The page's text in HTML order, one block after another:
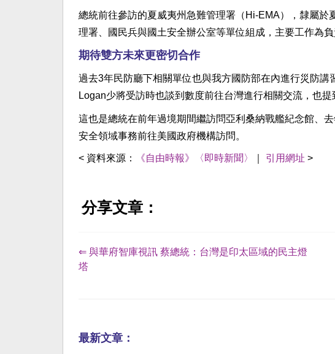
總統前往參訪的夏威夷州急難管理署（Hi-EMA），隸屬
理署、國民兵與國土安全辦公室等單位組成，主要工作為負
期待雙方未來更密切合作
過去3年民防廳下相關單位也與我方國防部在內進行災防
Logan少將受訪時也談到數度前往台灣進行相關交流，也提
這也是總統在前年過境期間繼訪問亞利桑納戰艦紀念館、
安全領域事務前往美國政府機構訪問。
< 資料來源： 《自由時報》〈即時新聞〉 引用網址 >
分享文章：
⇐ 與華府智庫視訊 蔡總統：台灣是印太區域的民主燈
塔
最新文章：